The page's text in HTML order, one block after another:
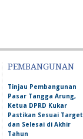
PEMBANGUNAN
Tinjau Pembangunan
Pasar Tangga Arung,
Ketua DPRD Kukar
Pastikan Sesuai Target
dan Selesai di Akhir
Tahun